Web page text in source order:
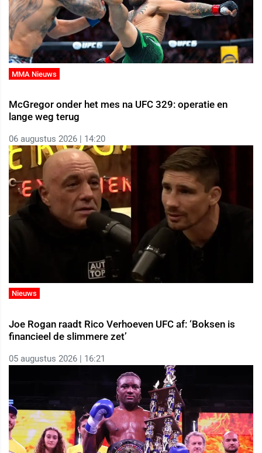
MMA Nieuws
McGregor onder het mes na UFC 329: operatie en
lange weg terug
06 augustus 2026 | 14:20
Nieuws
Joe Rogan raadt Rico Verhoeven UFC af: ‘Boksen is
financieel de slimmere zet’
05 augustus 2026 | 16:21